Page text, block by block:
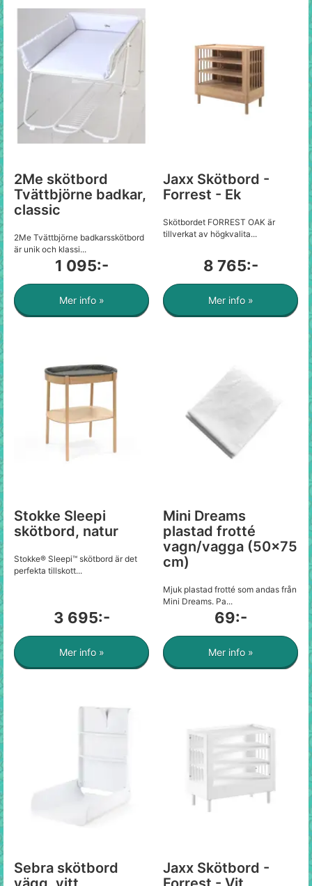
2Me skötbord
Tvättbjörne badkar,
classic
2Me Tvättbjörne badkarsskötbord
är unik och klassi...
1 095:-
Mer info »
Jaxx Skötbord -
Forrest - Ek
Skötbordet FORREST OAK är
tillverkat av högkvalita...
8 765:-
Mer info »
Stokke Sleepi
skötbord, natur
Stokke® Sleepi™ skötbord är det
perfekta tillskott...
3 695:-
Mer info »
Mini Dreams
plastad frotté
vagn/vagga (50x75
cm)
Mjuk plastad frotté som andas från
Mini Dreams. Pa...
69:-
Mer info »
Sebra skötbord
Jaxx Skötbord -